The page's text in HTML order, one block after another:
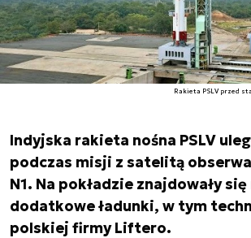
Rakieta PSLV przed
Indyjska rakieta nośna PSLV
podczas misji z satelitą
N1. Na pokładzie znajdowały
dodatkowe ładunki, w tym
polskiej firmy Liftero.